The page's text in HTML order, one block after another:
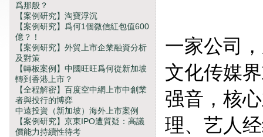
爲那般？
【案例研究】淘寶浮沉
【案例研究】爲何1個微信紅包值600
億？！
【案例研究】外貿上市企業融資分析
及對策
【轉板案例】中國旺旺爲何從新加坡
轉到香港上市？
【全程解密】百度空中網上市中創業
者與投行的博弈
中遠投資（新加坡）海外上市案例
【案例研究】京東IPO遭質疑：高議
價能力持續性待考
一家公司
文化传媒
强音，核
理、艺人